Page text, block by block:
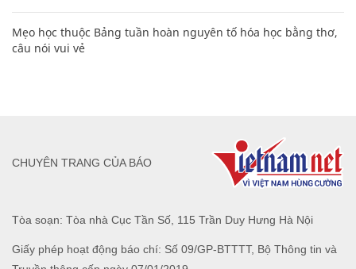
Mẹo học thuộc Bảng tuần hoàn nguyên tố hóa học bằng thơ,
câu nói vui vẻ
Tòa soạn: Tòa nhà Cục Tần Số, 115 Trần Duy Hưng Hà Nội
Giấy phép hoạt động báo chí: Số 09/GP-BTTTT, Bộ Thông tin và
CHUYÊN TRANG CỦA BÁO